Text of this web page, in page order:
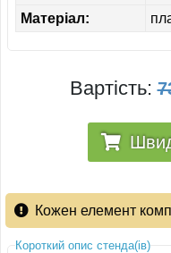
Матеріал:
Вартість:
Кожен елемент
Короткий опис стенда(ів)